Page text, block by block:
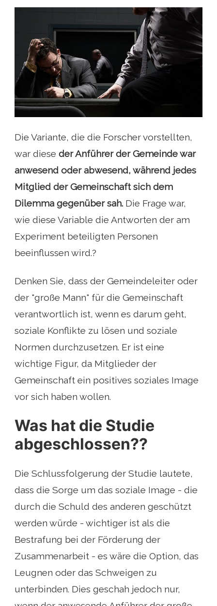
Die Variante, die die Forscher vorstellten,
war diese der Anführer der Gemeinde war
anwesend oder abwesend, während jedes
Mitglied der Gemeinschaft sich dem
Dilemma gegenüber sah. Die Frage war,
wie diese Variable die Antworten der am
Experiment beteiligten Personen
beeinflussen wird.?
Denken Sie, dass der Gemeindeleiter oder
der "große Mann" für die Gemeinschaft
verantwortlich ist, wenn es darum geht,
soziale Konflikte zu lösen und soziale
Normen durchzusetzen. Er ist eine
wichtige Figur, da Mitglieder der
Gemeinschaft ein positives soziales Image
vor sich haben wollen.
Was hat die Studie
abgeschlossen??
Die Schlussfolgerung der Studie lautete,
dass die Sorge um das soziale Image - die
durch die Schuld des anderen geschützt
werden würde - wichtiger ist als die
Bestrafung bei der Förderung der
Zusammenarbeit - es wäre die Option, das
Leugnen oder das Schweigen zu
unterbinden. Dies geschah jedoch nur,